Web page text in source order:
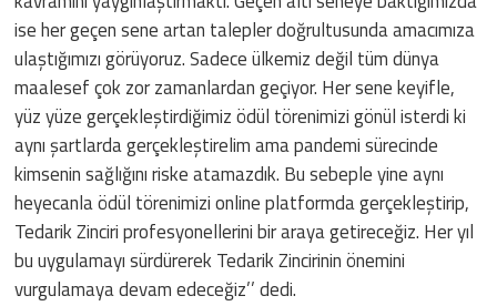
ise her geçen sene artan talepler doğrultusunda amacımıza
ulaştığımızı görüyoruz. Sadece ülkemiz değil tüm dünya
maalesef çok zor zamanlardan geçiyor. Her sene keyifle,
yüz yüze gerçekleştirdiğimiz ödül törenimizi gönül isterdi ki
aynı şartlarda gerçekleştirelim ama pandemi sürecinde
kimsenin sağlığını riske atamazdık. Bu sebeple yine aynı
heyecanla ödül törenimizi online platformda gerçekleştirip,
Tedarik Zinciri profesyonellerini bir araya getireceğiz. Her yıl
bu uygulamayı sürdürerek Tedarik Zincirinin önemini
vurgulamaya devam edeceğiz’’ dedi.